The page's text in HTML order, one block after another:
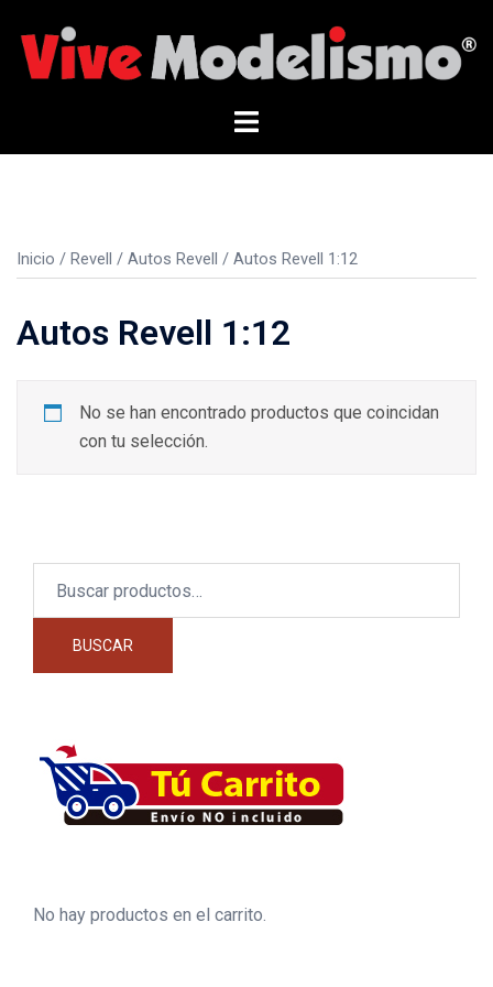
contenido
Alternar
Inicio / Revell / Autos Revell / Autos Revell 1:12
Autos Revell 1:12
No se han encontrado productos que coincidan
con tu selección.
por:
BUSCAR
No hay productos en el carrito.